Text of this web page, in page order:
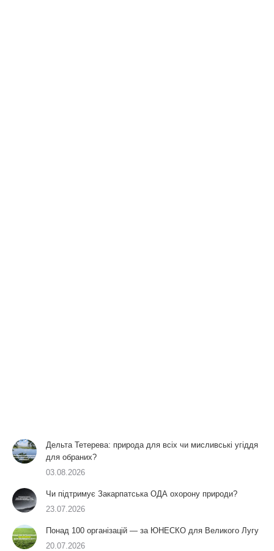
Дельта Тетерева: природа для всіх чи мисливські угіддя
для обраних?
03.08.2026
Чи підтримує Закарпатська ОДА охорону природи?
23.07.2026
Понад 100 організацій — за ЮНЕСКО для Великого Лугу
20.07.2026